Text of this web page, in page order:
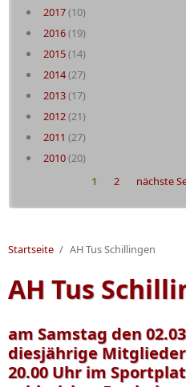
2017(10)
2016(19)
2015(14)
2014(27)
2013(17)
2012(21)
2011 (27)
2010(20)
1 2 nächste
Startseite / AH Tus Schillingen
AH Tus
am Samstag den
diesjährige
20.00 Uhr im